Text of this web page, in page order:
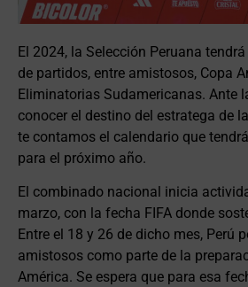
El 2024, la Selección Peruana
de partidos, entre amistosos, Copa
Eliminatorias Sudamericanas. Ante
conocer el destino del estratega de
te contamos el calendario que
para el próximo año.
El combinado nacional inicia
marzo, con la fecha FIFA donde
Entre el 18 y 26 de dicho mes, Perú
amistosos como parte de la
América. Se espera que para esa